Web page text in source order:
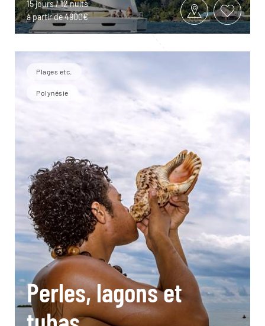
15 jours / 12 nuits
à partir de 4900€
Plages etc.
Polynésie
Perles, lagons et